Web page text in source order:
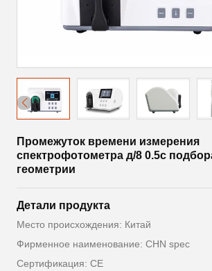
Промежуток времени измерения
спектрофотометра д/8 0.5с
геометрии
Детали продукта
Место происхождения: Китай
Фирменное наименование: CHN spec
Сертификация: CE